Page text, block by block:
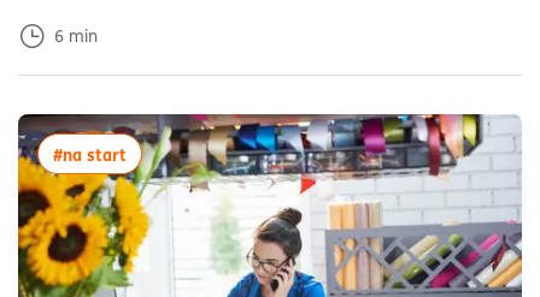
6 min
#na start więcej artykułów z tagiem:#na start